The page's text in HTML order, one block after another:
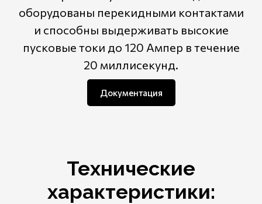
оборудованы перекидными контактами
и способны выдерживать высокие
пусковые токи до 120 Ампер в течение
20 миллисекунд.
Документация
Технические
характеристики: